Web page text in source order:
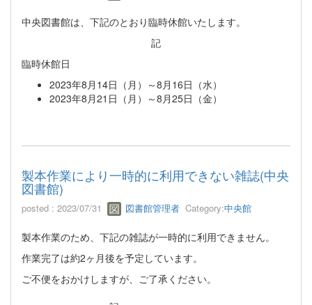
中央図書館は、下記のとおり臨時休館いたします。
記
臨時休館日
2023年8月14日（月）～8月16日（水）
2023年8月21日（月）～8月25日（金）
製本作業により一時的に利用できない雑誌(中央
図書館)
posted : 2023/07/31 図書館管理者 Category:中央館
製本作業のため、下記の雑誌が一時的に利用できません。
作業完了は約2ヶ月後を予定しています。
ご不便をおかけしますが、ご了承ください。